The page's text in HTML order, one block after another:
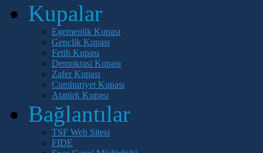
Kupalar
Egemenlik Kupası
Gençlik Kupası
Fetih Kupası
Demokrasi Kupası
Zafer Kupası
Cumhuriyet Kupası
Atatürk Kupası
Bağlantılar
TSF Web Sitesi
FIDE